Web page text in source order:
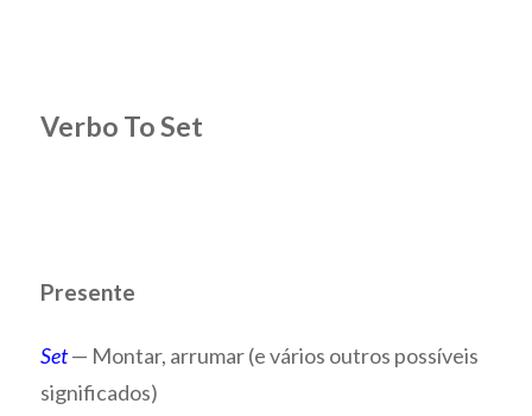
Verbo To Set
Presente
Set— Montar, arrumar (e vários outros possíveis
significados)